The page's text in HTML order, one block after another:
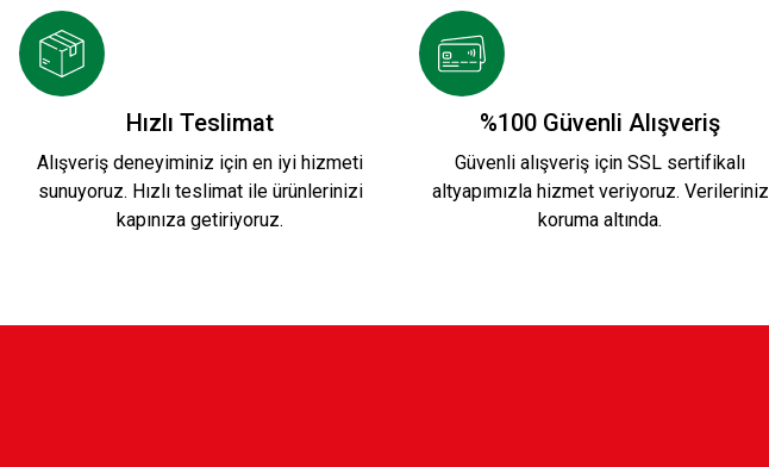
Hızlı Teslimat
Alışveriş deneyiminiz için en iyi hizmeti
sunuyoruz. Hızlı teslimat ile ürünlerinizi
kapınıza getiriyoruz.
%100 Güvenli Alışveriş
Güvenli alışveriş için SSL sertifikalı
altyapımızla hizmet veriyoruz. Verileriniz
koruma altında.